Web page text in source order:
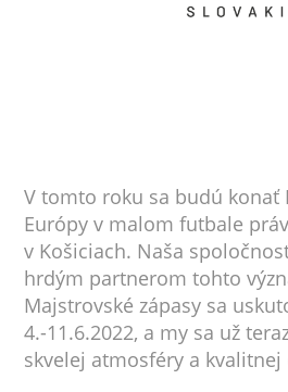
V tomto roku sa budú konať
Európy v malom futbale
v Košiciach. Naša
hrdým partnerom tohto
Majstrovské zápasy sa
4.-11.6.2022, a my sa už
skvelej atmosféry a kvalitnej